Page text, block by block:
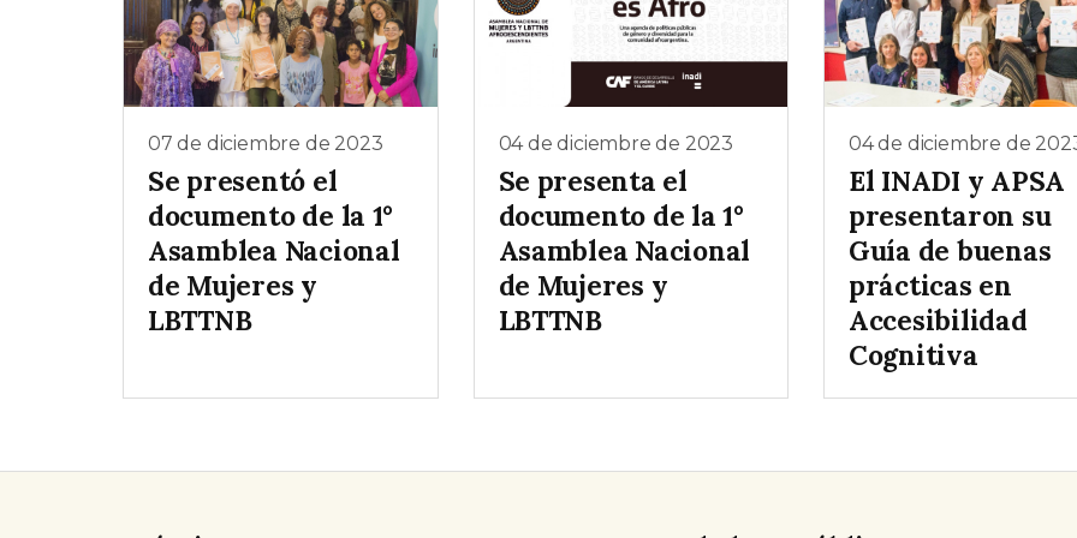
07 de diciembre de 2023
Se presentó el
documento de la 1°
Asamblea Nacional
de Mujeres y
LBTTNB
04 de diciembre de 2023
Se presenta el
documento de la 1°
Asamblea Nacional
de Mujeres y
LBTTNB
04 de diciembre de
El INADI y APSA
presentaron su
Guía de buenas
prácticas en
Accesibilidad
Cognitiva